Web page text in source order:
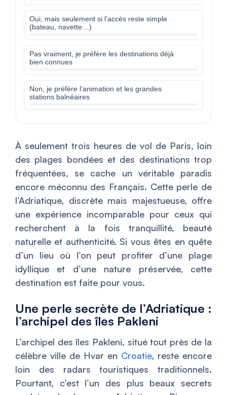
Oui, mais seulement si l’accès reste simple
(bateau, navette…)
Pas vraiment, je préfère les destinations déjà
bien connues
Non, je préfère l’animation et les grandes
stations balnéaires
À seulement trois heures de vol de Paris, loin
des plages bondées et des destinations trop
fréquentées, se cache un véritable paradis
encore méconnu des Français. Cette perle de
l’Adriatique, discrète mais majestueuse, offre
une expérience incomparable pour ceux qui
recherchent à la fois tranquillité, beauté
naturelle et authenticité. Si vous êtes en quête
d’un lieu où l’on peut profiter d’une plage
idyllique et d’une nature préservée, cette
destination est faite pour vous.
Une perle secrète de l’Adriatique :
l’archipel des îles Pakleni
L’archipel des îles Pakleni, situé tout près de la
célèbre ville de Hvar en Croatie, reste encore
loin des radars touristiques traditionnels.
Pourtant, c’est l’un des plus beaux secrets